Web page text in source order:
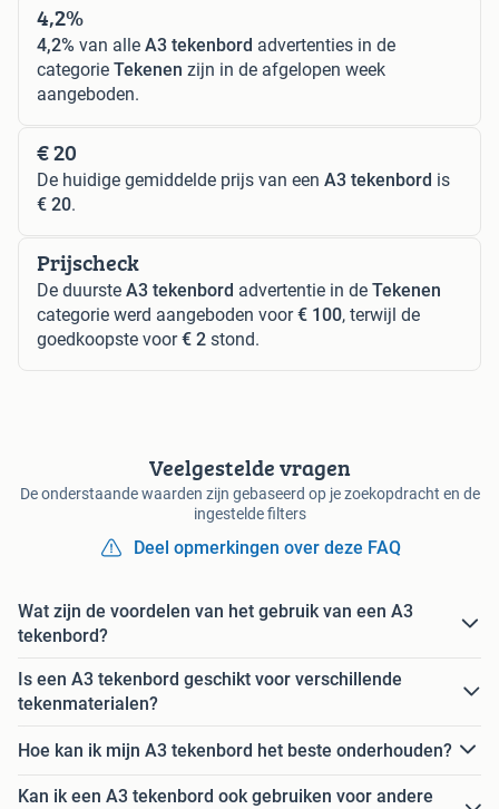
4,2%
4,2% van alle A3 tekenbord advertenties in de
categorie Tekenen zijn in de afgelopen week
aangeboden.
€ 20
De huidige gemiddelde prijs van een A3 tekenbord is
€ 20.
Prijscheck
De duurste A3 tekenbord advertentie in de Tekenen
categorie werd aangeboden voor€ 100, terwijl de
goedkoopste voor€ 2 stond.
Veelgestelde vragen
De onderstaande waarden zijn gebaseerd op je zoekopdracht en de
ingestelde filters
Deel opmerkingen over deze FAQ
Wat zijn de voordelen van het gebruik van een A3
tekenbord?
Is een A3 tekenbord geschikt voor verschillende
tekenmaterialen?
Hoe kan ik mijn A3 tekenbord het beste onderhouden?
Kan ik een A3 tekenbord ook gebruiken voor andere